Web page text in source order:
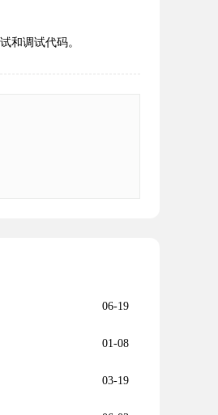
和调试代码。
06-19
01-08
03-19